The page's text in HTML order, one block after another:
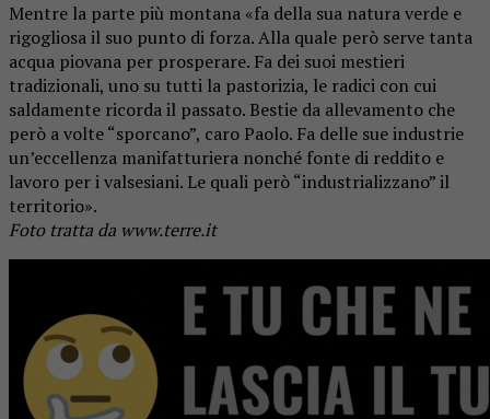
Mentre la parte più montana «fa della sua natura verde e
rigogliosa il suo punto di forza. Alla quale però serve tanta
acqua piovana per prosperare. Fa dei suoi mestieri
tradizionali, uno su tutti la pastorizia, le radici con cui
saldamente ricorda il passato. Bestie da allevamento che
però a volte “sporcano”, caro Paolo. Fa delle sue industrie
un’eccellenza manifatturiera nonché fonte di reddito e
lavoro per i valsesiani. Le quali però “industrializzano” il
territorio».
Foto tratta da www.terre.it